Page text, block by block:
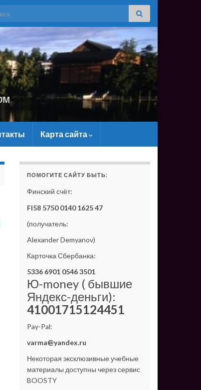
for:
Карта сайта
ПОМОГИТЕ САЙТУ БЫТЬ:
Финский счёт:
FI58 5750 0140 1625 47
(получатель:
Alexander Demyanov)
Карточка Сбербанка:
5336 6901 0546 3501
Ю-money ( бывшие
Яндекс-деньги):
41001715124451
Pay-Pal:
varma@yandex.ru
Некоторая эксклюзивные учебные
материалы доступны через сервис
BOOSTY